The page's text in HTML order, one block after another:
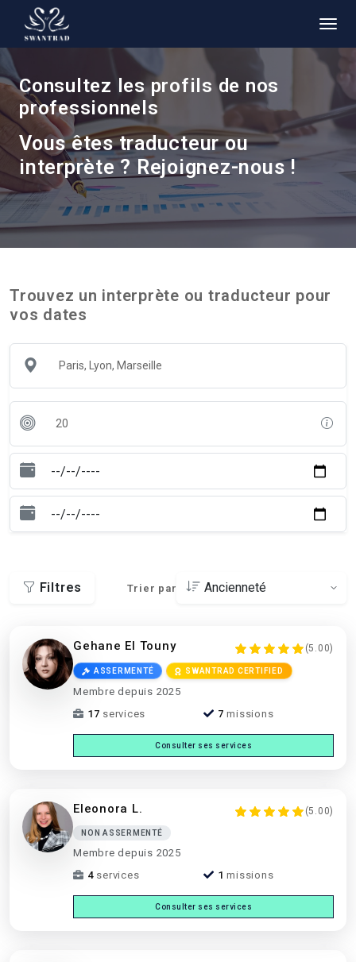
Consultez les profils de nos
professionnels
Vous êtes traducteur ou
interprète ? Rejoignez-nous !
Trouvez un interprète ou traducteur pour
vos dates
Filtres Trier par
Gehane El Touny (5.00)
ASSERMENTÉ SWANTRAD CERTIFIED
Membre depuis 2025
17 services 7 missions
Consulter ses services
Eleonora L. (5.00)
NON ASSERMENTÉ
Membre depuis 2025
4services 1 missions
Consulter ses services